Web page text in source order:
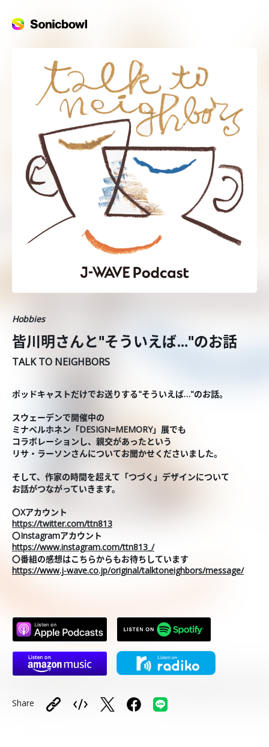
Hobbies
皆川明さんと"そういえば…"のお話
TALK TO NEIGHBORS
ポッドキャストだけでお送りする"そういえば…"のお話。
スウェーデンで開催中の
ミナペルホネン「DESIGN=MEMORY」展でも
コラボレーションし、親交があったという
リサ・ラーソンさんについてお聞かせくださいました。
そして、作家の時間を超えて「つづく」デザインについて
お話がつながっていきます。
〇Xアカウント
https://twitter.com/ttn813
〇Instagramアカウント
https://www.instagram.com/ttn813_/
〇番組の感想はこちらからもお待ちしています
https://www.j-wave.co.jp/original/talktoneighbors/message/
Share